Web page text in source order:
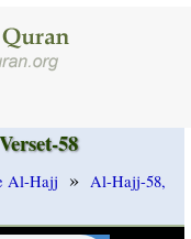
58
Al-Hajj » Al-Hajj-58,